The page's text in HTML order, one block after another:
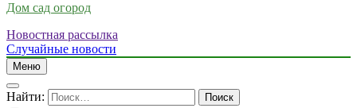
Дом сад огород
Новостная рассылка
Случайные новости
Меню
Найти: